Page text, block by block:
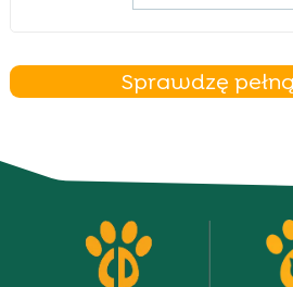
Sprawdzę